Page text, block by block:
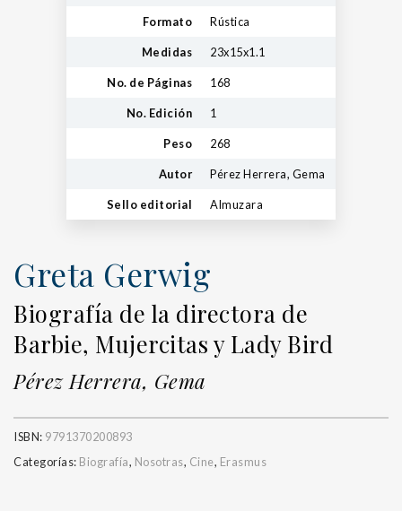
Formato Rústica
Medidas 23x15x1.1
No. de Páginas 168
No. Edición 1
Peso 268
Autor Pérez Herrera, Gema
Sello editorial Almuzara
Greta Gerwig
Biografía de la directora de
Barbie, Mujercitas y Lady Bird
Pérez Herrera, Gema
ISBN: 9791370200893
Categorías: Biografía, Nosotras, Cine, Erasmus